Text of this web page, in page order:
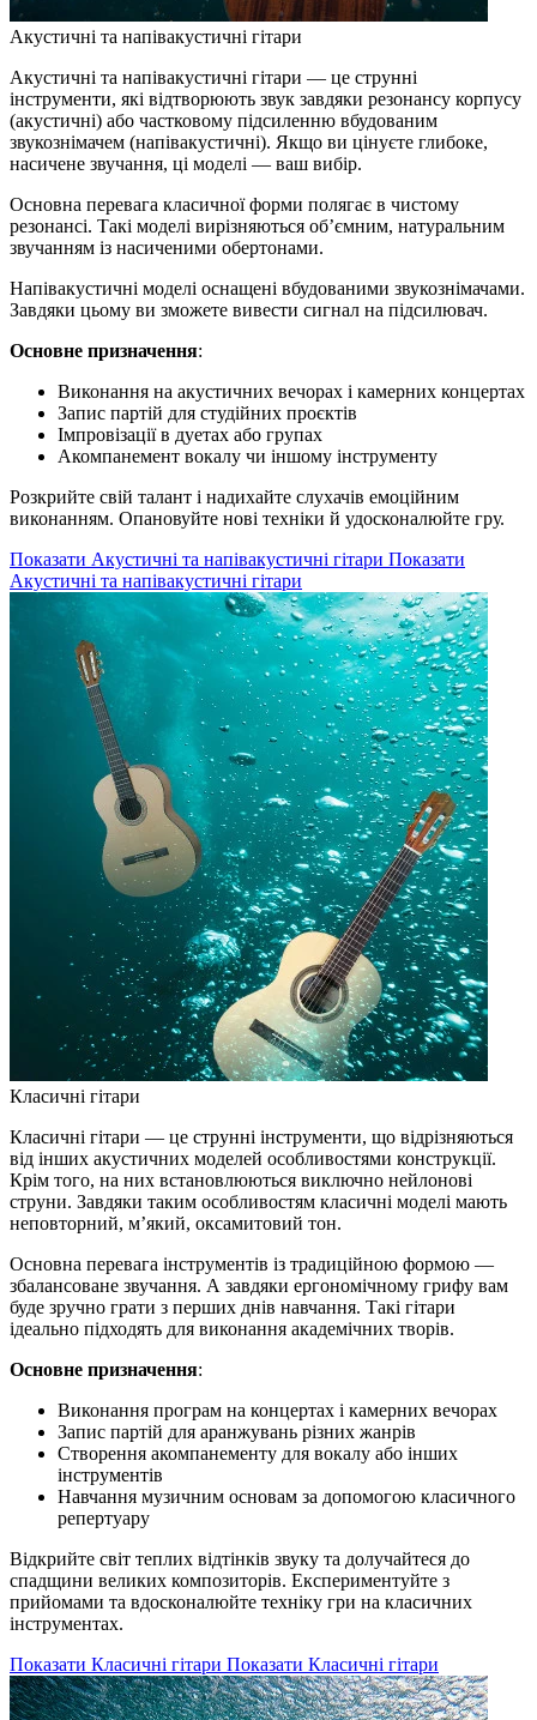
Акустичні та напівакустичні гітари
Акустичні та напівакустичні гітари — це струнні
інструменти, які відтворюють звук завдяки резонансу корпусу
(акустичні) або частковому підсиленню вбудованим
звукознімачем (напівакустичні). Якщо ви цінуєте глибоке,
насичене звучання, ці моделі — ваш вибір.
Основна перевага класичної форми полягає в чистому
резонансі. Такі моделі вирізняються об’ємним, натуральним
звучанням із насиченими обертонами.
Напівакустичні моделі оснащені вбудованими звукознімачами.
Завдяки цьому ви зможете вивести сигнал на підсилювач.
Основне призначення:
Виконання на акустичних вечорах і камерних концертах
Запис партій для студійних проєктів
Імпровізації в дуетах або групах
Акомпанемент вокалу чи іншому інструменту
Розкрийте свій талант і надихайте слухачів емоційним
виконанням. Опановуйте нові техніки й удосконалюйте гру.
Показати Акустичні та напівакустичні гітари Показати
Акустичні та напівакустичні гітари
Класичні гітари
Класичні гітари — це струнні інструменти, що відрізняються
від інших акустичних моделей особливостями конструкції.
Крім того, на них встановлюються виключно нейлонові
струни. Завдяки таким особливостям класичні моделі мають
неповторний, м’який, оксамитовий тон.
Основна перевага інструментів із традиційною формою —
збалансоване звучання. А завдяки ергономічному грифу вам
буде зручно грати з перших днів навчання. Такі гітари
ідеально підходять для виконання академічних творів.
Основне призначення:
Виконання програм на концертах і камерних вечорах
Запис партій для аранжувань різних жанрів
Створення акомпанементу для вокалу або інших
інструментів
Навчання музичним основам за допомогою класичного
репертуару
Відкрийте світ теплих відтінків звуку та долучайтеся до
спадщини великих композиторів. Експериментуйте з
прийомами та вдосконалюйте техніку гри на класичних
інструментах.
Показати Класичні гітари Показати Класичні гітари